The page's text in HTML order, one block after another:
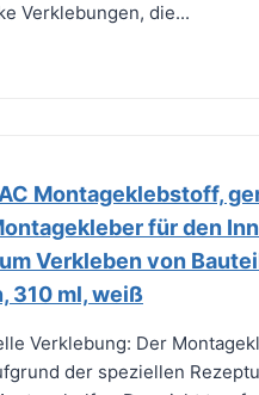
Verklebungen, die...
Montageklebstoff,
für den
Verkleben von
310 ml, weiß
Verklebung: Der
der speziellen